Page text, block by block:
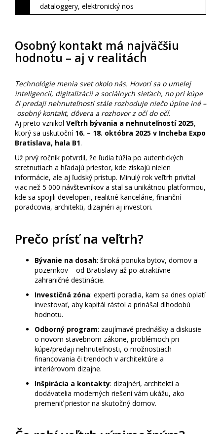
dataloggery, elektronický nos
Osobný kontakt má najväčšiu
hodnotu – aj v realitách
Technológie menia svet okolo nás. Hovorí sa o umelej
inteligencii, digitalizácii a sociálnych sieťach, no pri kúpe
či predaji nehnuteľnosti stále rozhoduje niečo úplne iné –
osobný kontakt, dôvera a rozhovor z očí do očí.
Aj preto vznikol Veľtrh bývania a nehnuteľností 2025,
ktorý sa uskutoční 16. – 18. októbra 2025 v Incheba Expo
Bratislava, hala B1.
Už prvý ročník potvrdil, že ľudia túžia po autentických
stretnutiach a hľadajú priestor, kde získajú nielen
informácie, ale aj ľudský prístup. Minulý rok veľtrh privítal
viac než 5 000 návštevníkov a stal sa unikátnou platformou,
kde sa spojili developeri, realitné kancelárie, finanční
poradcovia, architekti, dizajnéri aj investori.
Prečo prísť na veľtrh?
Bývanie na dosah: široká ponuka bytov, domov a
pozemkov – od Bratislavy až po atraktívne
zahraničné destinácie.
Investičná zóna: experti poradia, kam sa dnes oplatí
investovať, aby kapitál rástol a prinášal dlhodobú
hodnotu.
Odborný program: zaujímavé prednášky a diskusie
o novom stavebnom zákone, problémoch pri
kúpe/predaji nehnuteľnosti, o možnostiach
financovania či trendoch v architektúre a
interiérovom dizajne.
Inšpirácia a kontakty: dizajnéri, architekti a
dodávatelia moderných riešení vám ukážu, ako
premeniť priestor na skutočný domov.